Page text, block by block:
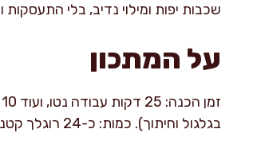
שכבות יפות ומילוי נדיב, בלי
על המתכון
בגלגול וחיתוך). כמות: כ-24 רוגלך קטנים, מושלם לאירוח או להקפאה.